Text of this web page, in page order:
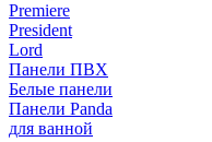
Premiere
President
Lord
Панели ПВХ
Белые панели
Панели Panda
для ванной